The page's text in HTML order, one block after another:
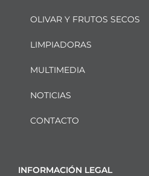
OLIVAR Y FRUTOS SECOS
LIMPIADORAS
MULTIMEDIA
NOTICIAS
CONTACTO
INFORMACIÓN LEGAL